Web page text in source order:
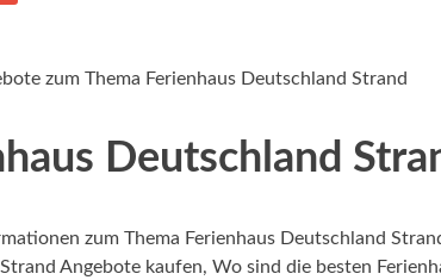
zum Thema Ferienhaus Deutschland Strand
Deutschland
zum Thema Ferienhaus Deutschland
Angebote kaufen, Wo sind die besten